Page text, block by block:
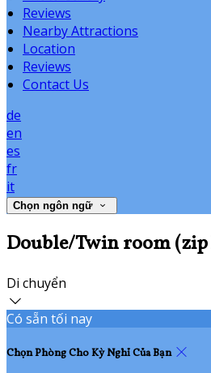
Reviews
Nearby Attractions
Location
Reviews
Contact Us
de
en
es
fr
it
Chọn ngôn ngữ
Double/Twin room
Di chuyển
Có sẵn tối nay
Chọn Phòng Cho Kỳ Nghỉ Của Bạn